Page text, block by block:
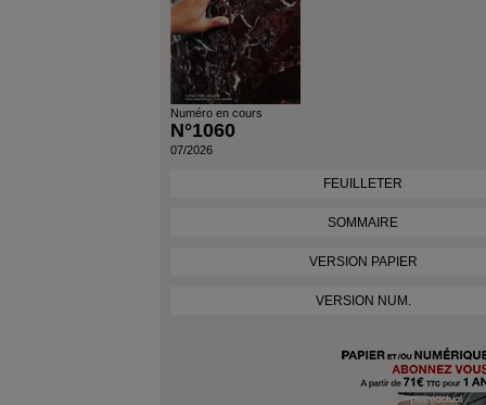
Numéro en cours
N°1060
07/2026
FEUILLETER
SOMMAIRE
VERSION PAPIER
VERSION NUM.